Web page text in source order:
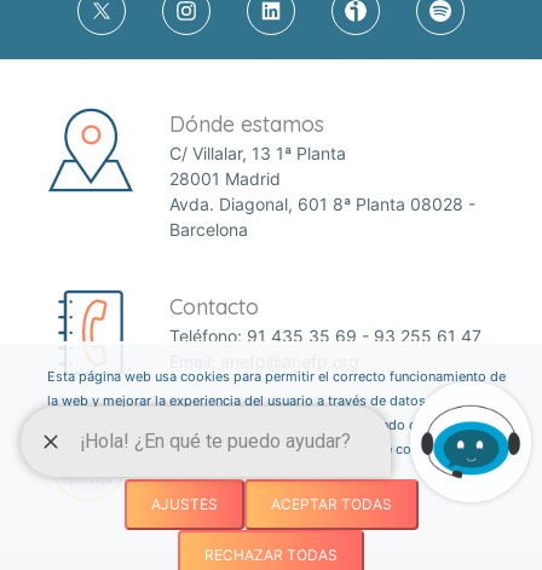
Dónde estamos
C/ Villalar, 13 1ª Planta
28001 Madrid
Avda. Diagonal, 601 8ª Planta 08028 -
Barcelona
Contacto
Teléfono: 91 435 35 69 - 93 255 61 47
Esta página web usa cookies para permitir el correcto funcionamiento de
la web y mejorar la experiencia del usuario a través de datos estadísticos.
Puedes informarte sobre qué cookies estamos utilizando o desactivarlas
a través del botón ajustes. Consulta nuestra política de cookies
aquí .
AJUSTES ACEPTAR TODAS
RECHAZAR TODAS